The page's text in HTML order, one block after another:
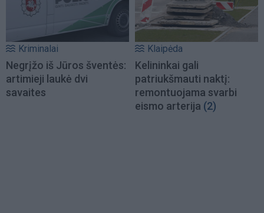
Kriminalai
Negrįžo iš Jūros šventės:
artimieji laukė dvi
savaites
Klaipėda
Kelininkai gali
patriukšmauti naktį:
remontuojama svarbi
eismo arterija (2)